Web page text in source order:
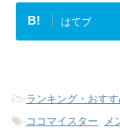
B! はてブ
-ランキング・おす
-ココマイスター, メ